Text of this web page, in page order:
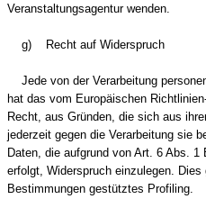
Veranstaltungsagentur wenden.
g) Recht auf Widerspruch
Jede von der Verarbeitung
hat das vom Europäischen
Recht, aus Gründen, die sich aus
jederzeit gegen die Verarbeitung sie
Daten, die aufgrund von Art. 6 Abs.
erfolgt, Widerspruch einzulegen.
Bestimmungen gestütztes Profiling.